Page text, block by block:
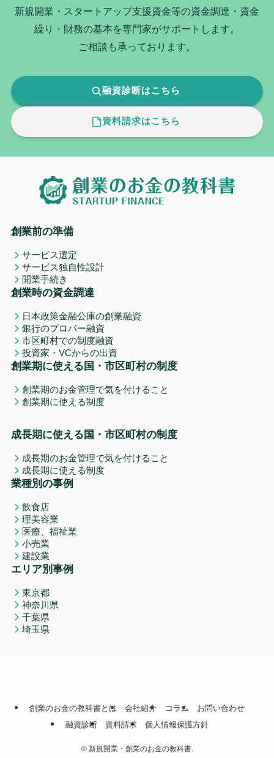
新規開業・スタートアップ支援資金等の資金調達・資金
繰り・財務の基本を専門家がサポートします。
ご相談も承っております。
融資診断はこちら
資料請求はこちら
創業前の準備
サービス選定
サービス独自性設計
開業手続き
創業時の資金調達
日本政策金融公庫の創業融資
銀行のプロパー融資
市区町村での制度融資
投資家・VCからの出資
創業期に使える国・市区町村の制度
創業期のお金管理で気を付けること
創業期に使える制度
成長期に使える国・市区町村の制度
成長期のお金管理で気を付けること
成長期に使える制度
業種別の事例
飲食店
理美容業
医療、福祉業
小売業
建設業
エリア別事例
東京都
神奈川県
千葉県
埼玉県
創業のお金の教科書とは 会社紹介 コラム
お問い合わせ
融資診断
資料請求 個人情報保護方針
©新規開業・創業のお金の教科書.